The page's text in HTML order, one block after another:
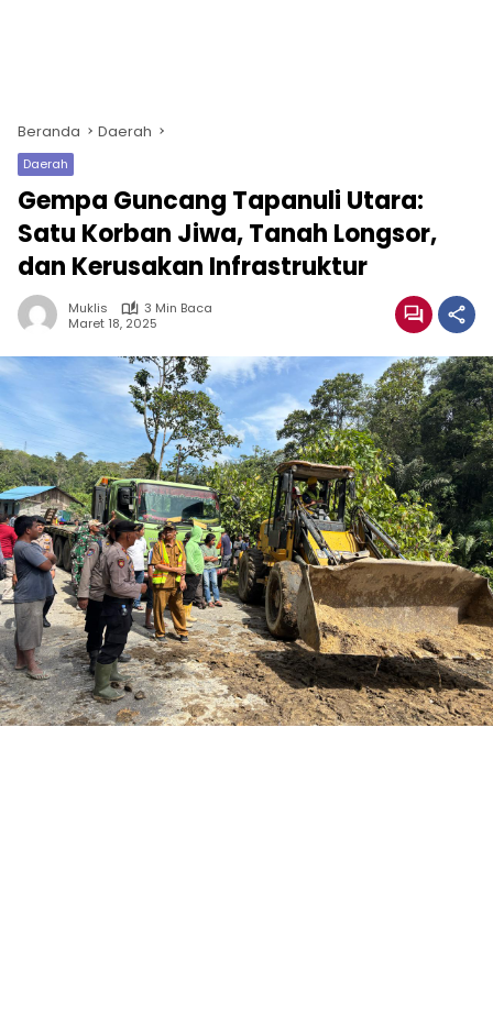
Beranda Daerah
Daerah
Gempa Guncang Tapanuli Utara:
Satu Korban Jiwa, Tanah Longsor,
dan Kerusakan Infrastruktur
Muklis
3 Min Baca
Maret 18, 2025